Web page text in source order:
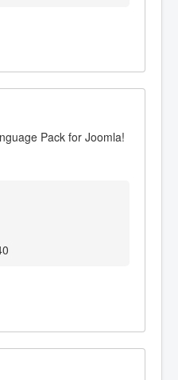
Pack for Joomla!